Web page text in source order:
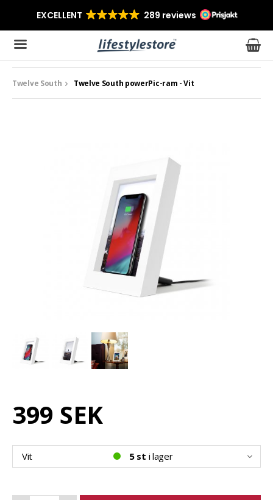
Produkten har blivit tillagd i varukorgen
Twelve South Twelve South powerPic-ram - Vit
399 SEK
Vit 5 st i lager